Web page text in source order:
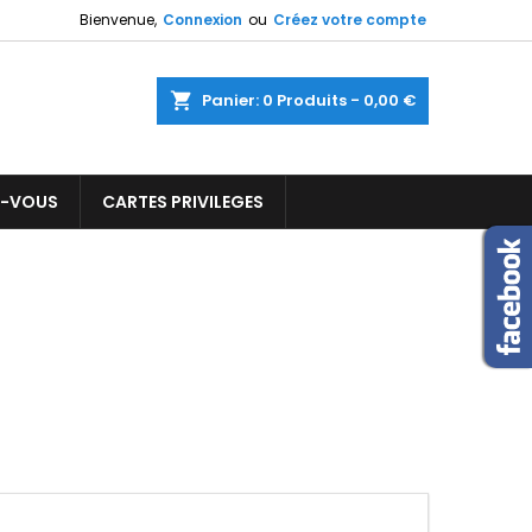
Bienvenue, Connexion ou Créez votre compte
Panier 0 Produits - 0,00 €
VOUS CARTES PRIVILEGES